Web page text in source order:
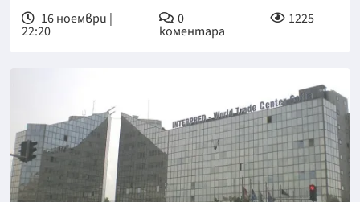
16 ноември |
22:20
0
коментара
1225